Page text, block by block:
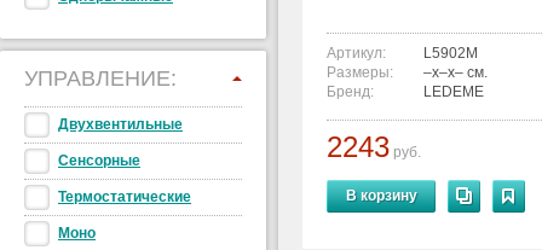
УПРАВЛЕНИЕ:
Двухвентильные
Сенсорные
Термостатические
Моно
Артикул:
L5902M
Размеры:
–x–x– см.
Бренд:
LEDEME
2243 руб.
В корзину